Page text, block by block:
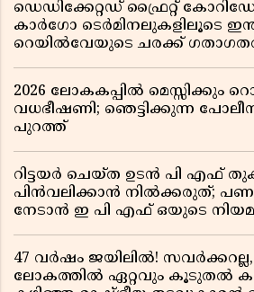
ഡെഡിക്കേറ്റഡ് ഫ്രൈറ്റ്
കാർഗോ ടെർമിനലുകളിലൂടെ
റെയിൽവേയുടെ ചരക്ക്
2026 ലോകകപ്പിൽ
വധഭീഷണി; ഞെട്ടിക്കുന്ന
പുറത്ത്
റിട്ടയർ ചെയ്ത ഉടൻ പി എഫ്
പിൻവലിക്കാൻ നിൽക്കരുത്;
നേടാൻ ഇ പി എഫ് ഒയുടെ
47 വർഷം ജയിലിൽ!
ലോകത്തിൽ ഏറ്റവും കൂടുതൽ